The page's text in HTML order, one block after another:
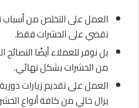
العمل على التخلص من أسباب
نقضي على الحشرات فقط.
بل نوفر للعملاء أيضًا
من الحشرات بشكل نهائي.
العمل على تقديم زيارات
يزال خالي من كافة أنواع